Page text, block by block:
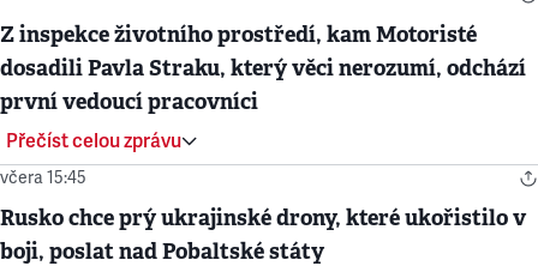
Z inspekce životního prostředí, kam Motoristé
dosadili Pavla Straku, který věci nerozumí, odchází
první vedoucí pracovníci
Přečíst celou zprávu
včera 15:45
Rusko chce prý ukrajinské drony, které ukořistilo v
boji, poslat nad Pobaltské státy